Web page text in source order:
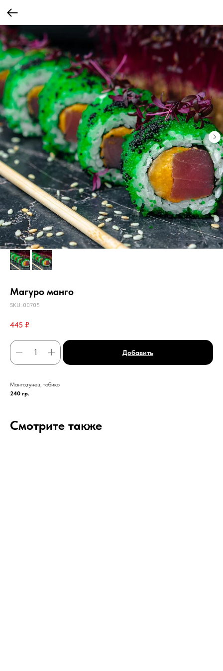
Магуро манго
SKU: 00705
445 ₽
Добавить
Манго,тунец, тобико
240 гр.
Смотрите также